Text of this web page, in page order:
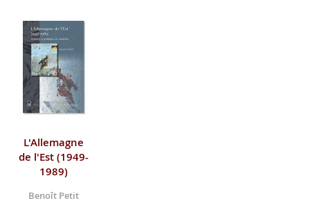
L'Allemagne
de l'Est (1949-
1989)
Benoît Petit